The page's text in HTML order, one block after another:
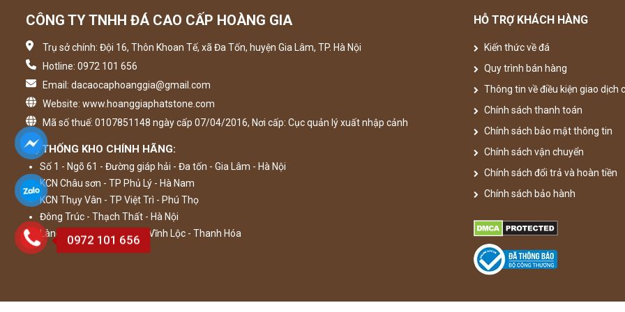
CÔNG TY TNHH ĐÁ CAO CẤP HOÀNG GIA
Trụ sở chính: Đội 16, Thôn Khoan Tế, xã Đa Tốn, huyện Gia Lâm, TP. Hà Nội
Hotline: 0972 101 656
Email: dacaocaphoanggia@gmail.com
Website: www.hoanggiaphatstone.com
Mã số thuế: 0107851148 ngày cấp 07/04/2016, Nơi cấp: Cục quản lý xuất nhập cảnh
HỆ THỐNG KHO CHÍNH HÃNG:
Số 1 - Ngõ 61 - Đường giáp hải - Đa tốn - Gia Lâm - Hà Nội
KCN Châu sơn - TP Phủ Lý - Hà Nam
KCN Thụy Vân - TP Việt Trì - Phú Thọ
Đông Trúc - Thạch Thất - Hà Nội
Làng nghề đá Minh Tân - Vĩnh Lộc - Thanh Hóa
HỖ TRỢ KHÁCH HÀNG
Kiến thức về đá
Quy trình bán hàng
Thông tin về điều kiện giao dịch
Chính sách thanh toán
Chính sách bảo mật thông tin
Chính sách vận chuyển
Chính sách đổi trả và hoàn tiền
Chính sách bảo hành
0972 101 656